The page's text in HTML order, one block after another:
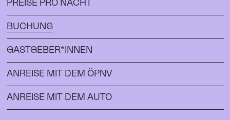
PREISE PRO NACHT
BUCHUNG
GASTGEBER*INNEN
ANREISE MIT DEM ÖPNV
ANREISE MIT DEM AUTO